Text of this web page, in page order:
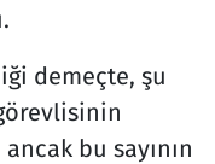
demeçte, şu
bu sayının